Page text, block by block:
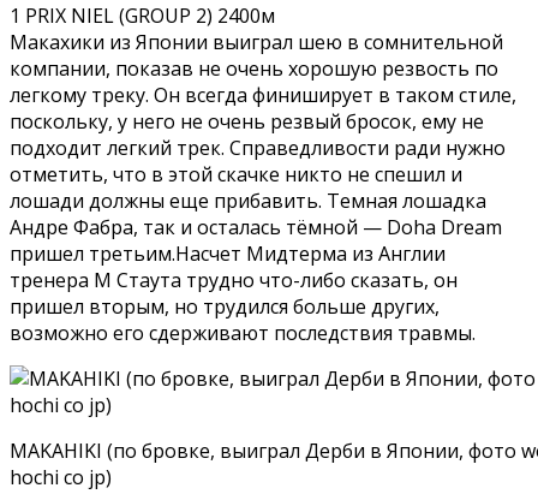
1 PRIX NIEL (GROUP 2) 2400м
Макахики из Японии выиграл шею в сомнительной
компании, показав не очень хорошую резвость по
легкому треку. Он всегда финиширует в таком стиле,
поскольку, у него не очень резвый бросок, ему не
подходит легкий трек. Справедливости ради нужно
отметить, что в этой скачке никто не спешил и
лошади должны еще прибавить. Темная лошадка
Андре Фабра, так и осталась тёмной — Doha Dream
пришел третьим.Насчет Мидтерма из Англии
тренера М Стаута трудно что-либо сказать, он
пришел вторым, но трудился больше других,
возможно его сдерживают последствия травмы.
MAKAHIKI (по бровке, выиграл Дерби в Японии, фото
hochi co jp)